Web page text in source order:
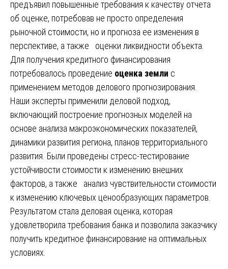
предъявил повышенные требования к качеству отчета
об оценке, потребовав не просто определения
рыночной стоимости, но и прогноза ее изменения в
перспективе, а также оценки ликвидности объекта.
Для получения кредитного финансирования
потребовалось проведение оценка земли с
применением методов делового прогнозирования.
Наши эксперты применили деловой подход,
включающий построение прогнозных моделей на
основе анализа макроэкономических показателей,
динамики развития региона, планов территориального
развития. Были проведены стресс-тестирование
устойчивости стоимости к изменению внешних
факторов, а также анализ чувствительности стоимости
к изменению ключевых ценообразующих параметров.
Результатом стала деловая оценка, которая
удовлетворила требования банка и позволила заказчику
получить кредитное финансирование на оптимальных
условиях.